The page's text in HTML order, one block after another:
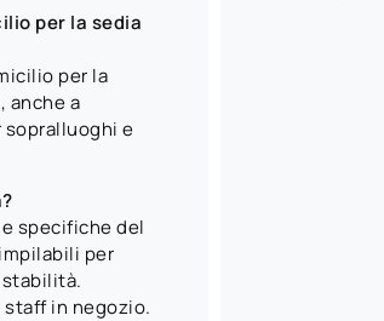
per la sedia
per la
anche a
e
specifiche del
per
in negozio.